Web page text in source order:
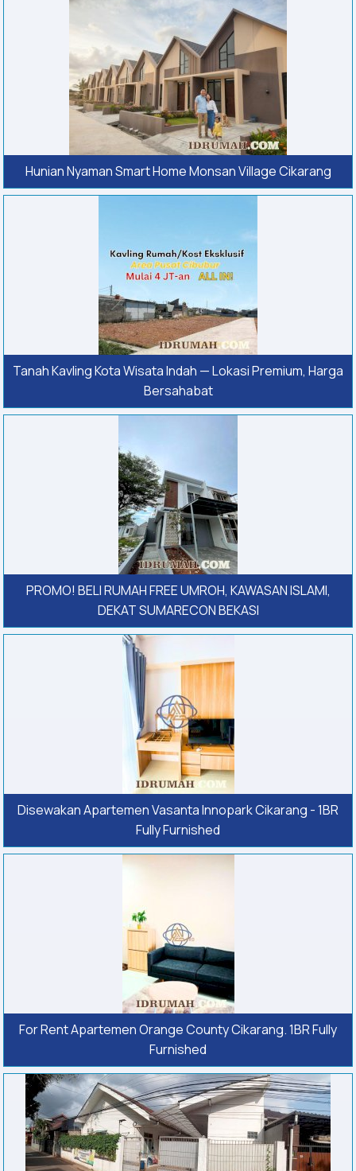
Hunian Nyaman Smart Home Monsan Village Cikarang
Tanah Kavling Kota Wisata Indah — Lokasi Premium, Harga
Bersahabat
PROMO! BELI RUMAH FREE UMROH, KAWASAN ISLAMI,
DEKAT SUMARECON BEKASI
Disewakan Apartemen Vasanta Innopark Cikarang - 1BR
Fully Furnished
For Rent Apartemen Orange County Cikarang. 1BR Fully
Furnished